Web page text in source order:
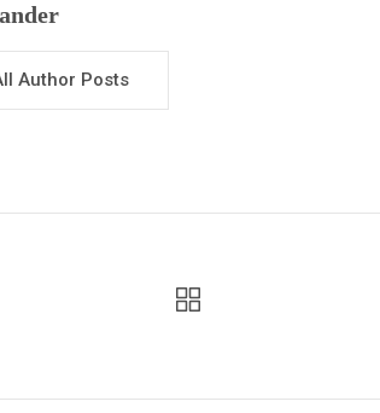
Author Posts